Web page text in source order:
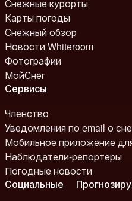
Снежные курорты
Карты погоды
Снежный обзор
Новости Whiteroom
Фотографии
МойСнег
Сервисы
Членство
Уведомления по email о
Мобильное приложение
Наблюдатели-репортеры
Погодные новости
Социальные